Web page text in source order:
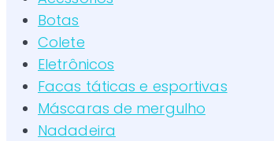
Botas
Colete
Eletrônicos
Facas táticas e esportivas
Máscaras de mergulho
Nadadeira